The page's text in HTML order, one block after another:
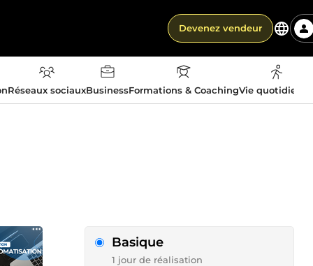
Devenez vendeur
Réseaux sociauxBusinessFormations & CoachingVie
Basique
1 jour de réalisation